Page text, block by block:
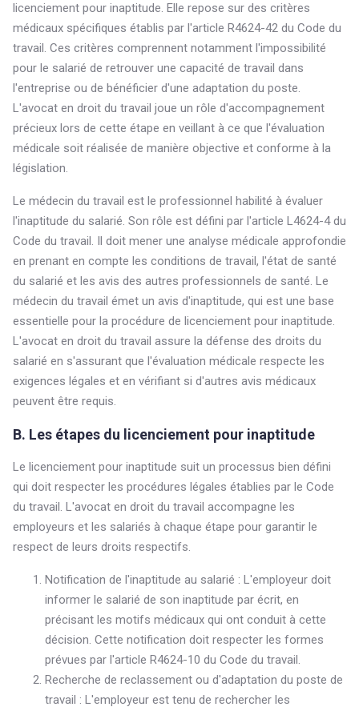
licenciement pour inaptitude. Elle repose sur des critères
médicaux spécifiques établis par l'article R4624-42 du Code du
travail. Ces critères comprennent notamment l'impossibilité
pour le salarié de retrouver une capacité de travail dans
l'entreprise ou de bénéficier d'une adaptation du poste.
L'avocat en droit du travail joue un rôle d'accompagnement
précieux lors de cette étape en veillant à ce que l'évaluation
médicale soit réalisée de manière objective et conforme à la
législation.
Le médecin du travail est le professionnel habilité à évaluer
l'inaptitude du salarié. Son rôle est défini par l'article L4624-4 du
Code du travail. Il doit mener une analyse médicale approfondie
en prenant en compte les conditions de travail, l'état de santé
du salarié et les avis des autres professionnels de santé. Le
médecin du travail émet un avis d'inaptitude, qui est une base
essentielle pour la procédure de licenciement pour inaptitude.
L'avocat en droit du travail assure la défense des droits du
salarié en s'assurant que l'évaluation médicale respecte les
exigences légales et en vérifiant si d'autres avis médicaux
peuvent être requis.
B. Les étapes du licenciement pour inaptitude
Le licenciement pour inaptitude suit un processus bien défini
qui doit respecter les procédures légales établies par le Code
du travail. L'avocat en droit du travail accompagne les
employeurs et les salariés à chaque étape pour garantir le
respect de leurs droits respectifs.
Notification de l'inaptitude au salarié : L'employeur doit
informer le salarié de son inaptitude par écrit, en
précisant les motifs médicaux qui ont conduit à cette
décision. Cette notification doit respecter les formes
prévues par l'article R4624-10 du Code du travail.
Recherche de reclassement ou d'adaptation du poste de
travail : L'employeur est tenu de rechercher les